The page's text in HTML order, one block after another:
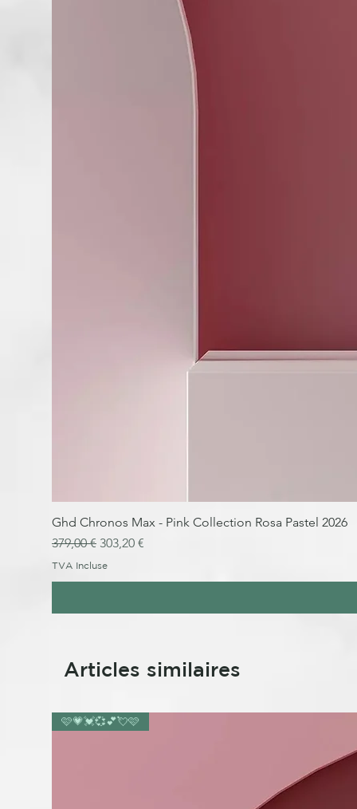
Ghd Chronos Max - Pink Collection Rosa Pastel 2026
Prix original
379,00 € Prix promotionnel
303,20 €
TVA Incluse
Articles similaires
🩷💗💓💞💕💘🩷